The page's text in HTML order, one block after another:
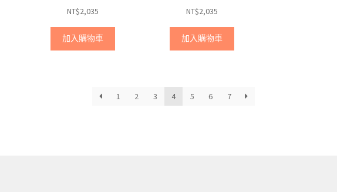
NT$2,035
加入購物車
NT$2,035
加入購物車
1 2 3 4 5 6 7